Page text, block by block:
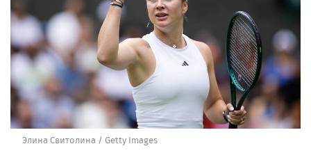
Элина Свитолина / Getty Images